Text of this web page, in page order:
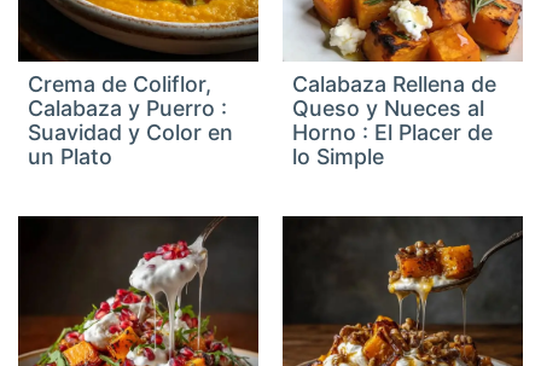
Crema de Coliflor,
Calabaza y Puerro :
Suavidad y Color en
un Plato
Calabaza Rellena de
Queso y Nueces al
Horno : El Placer de
lo Simple